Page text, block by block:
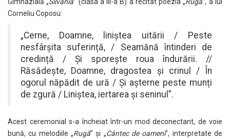
Corneliu Coposu:
„Cerne, Doamne, liniștea uitării / Peste
nesfârșita suferință, / Seamănă întinderi de
credință / Și sporește roua îndurării. //
Răsădește, Doamne, dragostea și crinul / În
ogorul năpădit de ură / Și așterne peste munți
de zgură / Liniștea, iertarea și seninul”.
Acest ceremonial s-a încheiat într-un mod deconectant, de voie
bună, cu melodiile „Rugă” și „Cântec de oameni”, interpretate de